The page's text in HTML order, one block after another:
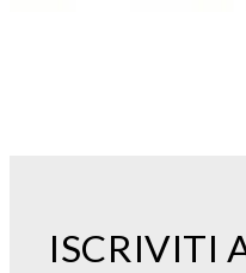
ISCRIVITI